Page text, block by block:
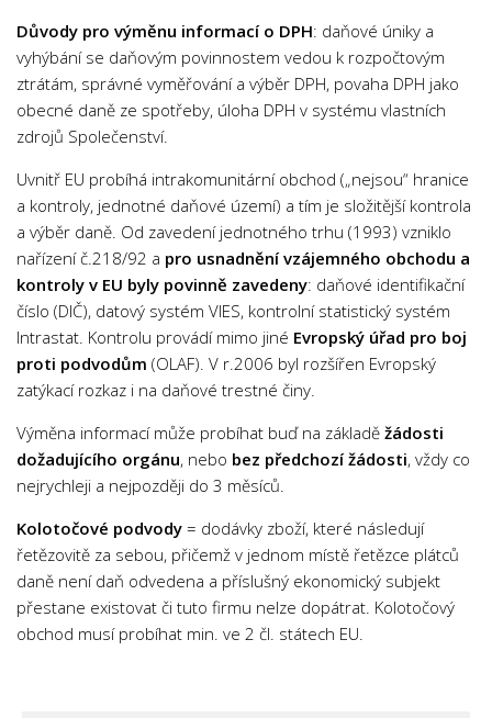
Důvody pro výměnu informací o DPH: daňové úniky a
vyhýbání se daňovým povinnostem vedou k rozpočtovým
ztrátám, správné vyměřování a výběr DPH, povaha DPH jako
obecné daně ze spotřeby, úloha DPH v systému vlastních
zdrojů Společenství.
Uvnitř EU probíhá intrakomunitární obchod („nejsou“ hranice
a kontroly, jednotné daňové území) a tím je složitější kontrola
a výběr daně. Od zavedení jednotného trhu (1993) vzniklo
nařízení č.218/92 a pro usnadnění vzájemného obchodu a
kontroly v EU byly povinně zavedeny: daňové identifikační
číslo (DIČ), datový systém VIES, kontrolní statistický systém
Intrastat. Kontrolu provádí mimo jiné Evropský úřad pro boj
proti podvodům (OLAF). V r.2006 byl rozšířen Evropský
zatýkací rozkaz i na daňové trestné činy.
Výměna informací může probíhat buď na základě žádosti
dožadujícího orgánu, nebo bez předchozí žádosti, vždy co
nejrychleji a nejpozději do 3 měsíců.
Kolotočové podvody = dodávky zboží, které následují
řetězovitě za sebou, přičemž v jednom místě řetězce plátců
daně není daň odvedena a příslušný ekonomický subjekt
přestane existovat či tuto firmu nelze dopátrat. Kolotočový
obchod musí probíhat min. ve 2 čl. státech EU.